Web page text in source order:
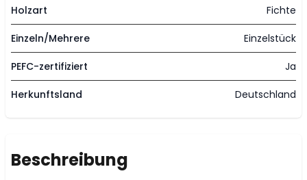
Holzart Fichte
Einzeln/Mehrere Einzelstück
PEFC-zertifiziert Ja
Herkunftsland Deutschland
Beschreibung